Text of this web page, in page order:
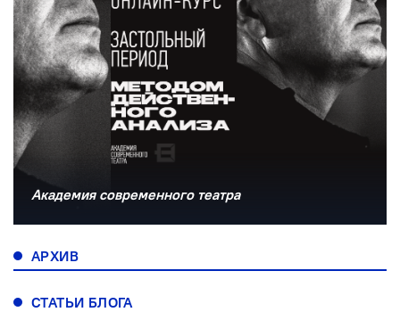
Академия современного театра
АРХИВ
СТАТЬИ БЛОГА